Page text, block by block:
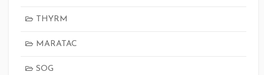
THYRM
MARATAC
SOG